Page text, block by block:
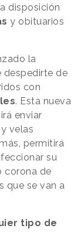
disposición
y obituarios
la
despedirte de
con
. Esta nueva
enviar
velas
permitirá
su
corona de
que se van a
tipo de